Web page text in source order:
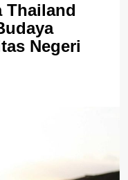
Thailand
Negeri